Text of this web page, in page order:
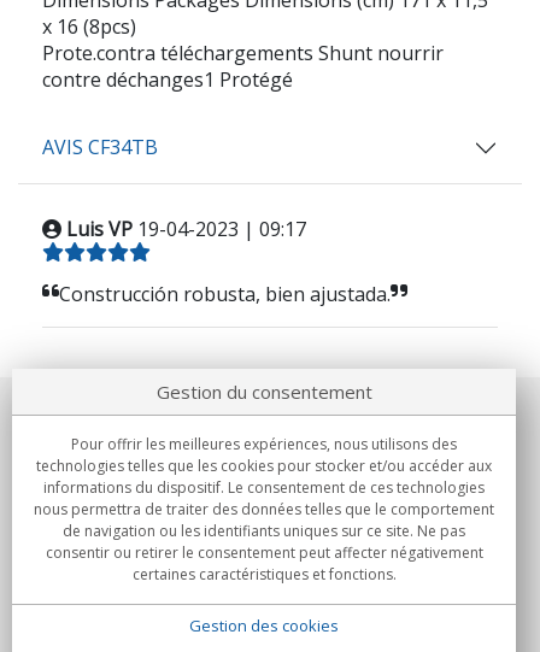
x 16 (8pcs)
Prote.contra téléchargements Shunt nourrir
contre déchanges1 Protégé
AVIS CF34TB
Luis VP 19-04-2023 | 09:17
Construcción robusta, bien ajustada.
Notre société
Engagements
Achats
Gestion du consentement
Pour offrir les meilleures expériences, nous utilisons des
technologies telles que les cookies pour stocker et/ou accéder aux
informations du dispositif. Le consentement de ces technologies
nous permettra de traiter des données telles que le comportement
de navigation ou les identifiants uniques sur ce site. Ne pas
consentir ou retirer le consentement peut affecter négativement
certaines caractéristiques et fonctions.
Gestion des cookies